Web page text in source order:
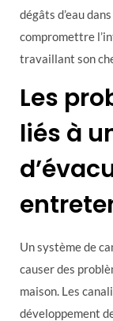
dégâts d’eau
compromettre
travaillant son
Les
liés à
Un système de
causer des
maison. Les
développement